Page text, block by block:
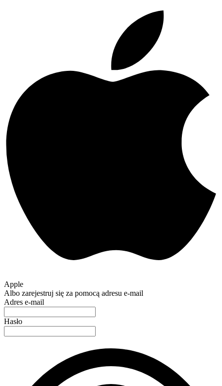
Apple
Albo zarejestruj się za pomocą adresu e-mail
Adres e-mail
Hasło